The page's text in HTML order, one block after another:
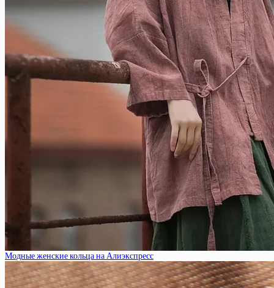
Модные женские кольца на Алиэкспресс